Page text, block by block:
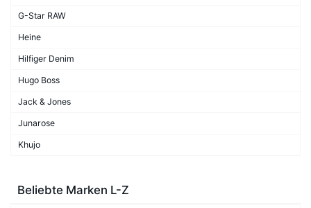
G-Star RAW
Heine
Hilfiger Denim
Hugo Boss
Jack & Jones
Junarose
Khujo
Beliebte Marken L-Z